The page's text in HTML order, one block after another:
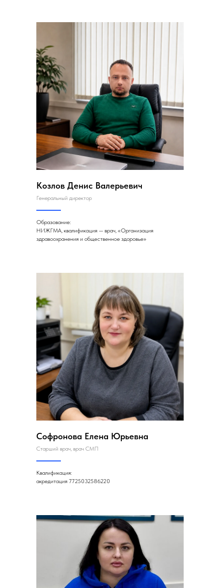
Козлов Денис Валерьевич
Генеральный директор
Образование:
НИЖГМА, квалификация — врач, «Организация
здравоохранения и общественное здоровье»
Софронова Елена Юрьевна
Старший врач, врач СМП
Квалификация:
акредитация 7725032586220